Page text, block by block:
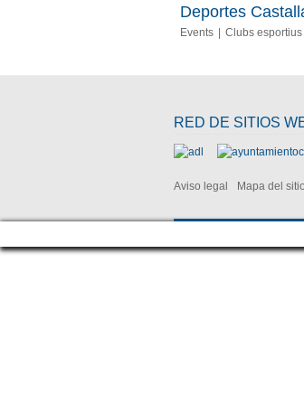
Deportes
Events Clubs esportius
RED DE SITIOS
Aviso legal Mapa del sitio